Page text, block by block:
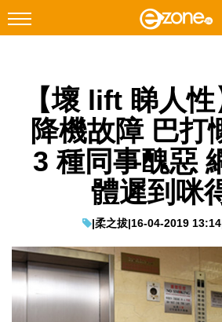
Facebook Instagram
科技焦點
網絡生活
EduTech
IT Times
生成式AI與雲端應用
【壞 lift 睇人
降機故障 巴打
3 種同事醜惡
體遲到咪
|柔之拔|16-04-2019 13:14